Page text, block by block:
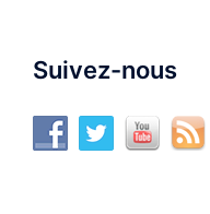
Suivez-nous